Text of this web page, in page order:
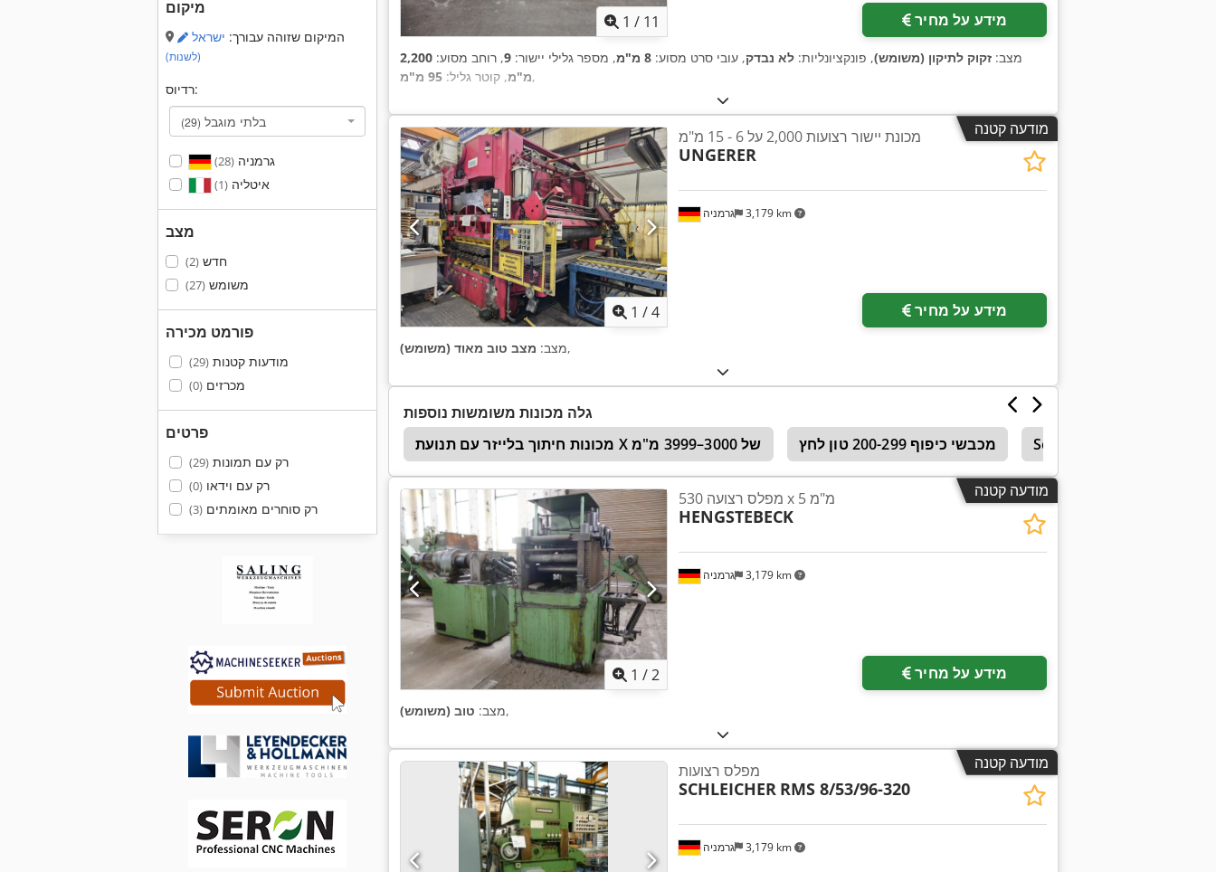
מיקום
המיקום שזוהה עבורך: ישראל
(לשנות)
רדיוס:
בלתי מוגבל (29)
גרמניה(28)
איטליה(1)
מצב
חדש(2)
משומש(27)
פורמט מכירה
מודעות קטנות(29)
מכרזים(0)
פרטים
רק עם תמונות(29)
רק עם וידאו(0)
רק סוחרים מאומתים(3)
1 / 11 מידע על מחיר
מצב: זקוק לתיקון (משומש), פונקציונליות: לא נבדק, עובי סרט מסוע: 8 מ"מ , מספר גלילי יישור: 9, רוחב מסוע: 2,200
מ"מ, קוטר גליל: 95 מ"מ ,
מודעה קטנה
1 /4
גרמניה 3,179 km
מכונת יישור רצועות 2,000 על 6 - 15 מ"מ
UNGERER
מידע על מחיר
מצב: מצב טוב מאוד (משומש) ,
גלה מכונות משומשות נוספות
מכונות חיתוך בלייזר עם תנועת X של 3000–3999 מ"מ
מכבשי כיפוף 200-299 טון לחץ Schleicher Bohrfix הבונקר פריקה
מודעה קטנה
1 /2
גרמניה 3,179 km
מפלס רצועה 530 x 5 מ"מ
HENGSTEBECK
מידע על מחיר
מצב: טוב (משומש) ,
מודעה קטנה
גרמניה 3,179 km
מפלס רצועות
SCHLEICHER RMS 8/53/96-320